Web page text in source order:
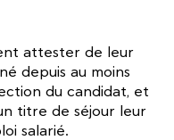
attester de leur
depuis au moins
du candidat, et
titre de séjour leur
salarié.